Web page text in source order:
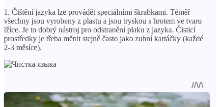
1. Čištění jazyka lze provádět speciálními škrabkami. Téměř
všechny jsou vyrobeny z plastu a jsou tryskou s hrotem ve tvaru
lžíce. Je to dobrý nástroj pro odstranění plaku z jazyka. Čisticí
prostředky je třeba měnit stejně často jako zubní kartáčky (každé
2-3 měsíce).